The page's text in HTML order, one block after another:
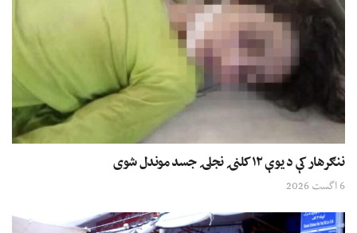
ننګرهار کې د یوې ۱۲ کلنۍ نجلۍ جسد موندل شوی
6 اگست 2026